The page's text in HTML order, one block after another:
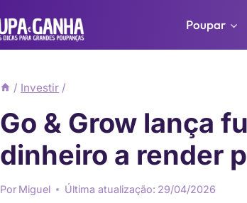
Poupar
/ Investir /
Go & Grow lança
dinheiro a render
Por Miguel Última atualização: 29/04/2026